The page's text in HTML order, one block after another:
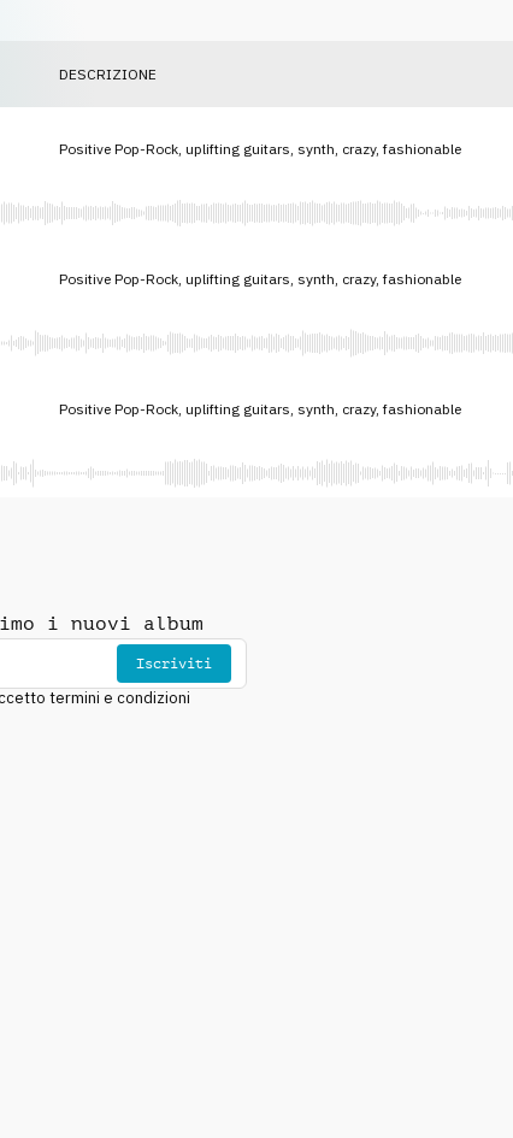
DESCRIZIONE
Positive Pop-Rock, uplifting guitars, synth, crazy, fashionable
Positive Pop-Rock, uplifting guitars, synth, crazy, fashionable
Positive Pop-Rock, uplifting guitars, synth, crazy, fashionable
i nuovi album
Iscriviti
termini e condizioni